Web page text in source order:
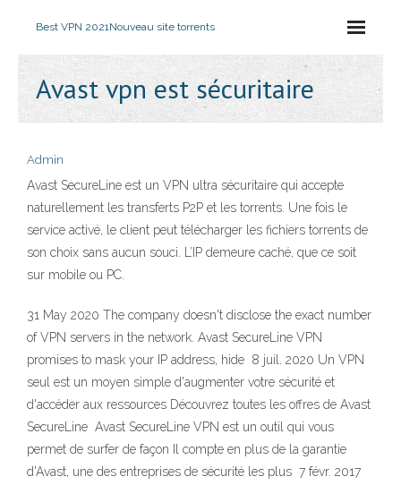
Best VPN 2021Nouveau site torrents
Avast vpn est sécuritaire
Admin
Avast SecureLine est un VPN ultra sécuritaire qui accepte
naturellement les transferts P2P et les torrents. Une fois le
service activé, le client peut télécharger les fichiers torrents de
son choix sans aucun souci. L’IP demeure caché, que ce soit
sur mobile ou PC.
31 May 2020 The company doesn't disclose the exact number
of VPN servers in the network. Avast SecureLine VPN
promises to mask your IP address, hide 8 juil. 2020 Un VPN
seul est un moyen simple d'augmenter votre sécurité et
d'accéder aux ressources Découvrez toutes les offres de Avast
SecureLine Avast SecureLine VPN est un outil qui vous
permet de surfer de façon Il compte en plus de la garantie
d'Avast, une des entreprises de sécurité les plus 7 févr. 2017